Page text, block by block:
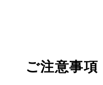
ご注意事項